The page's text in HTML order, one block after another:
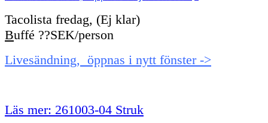
Tacolista fredag, (Ej klar)
Buffé ??SEK/person
Livesändning, öppnas i nytt fönster ->
Läs mer: 261003-04 Struk